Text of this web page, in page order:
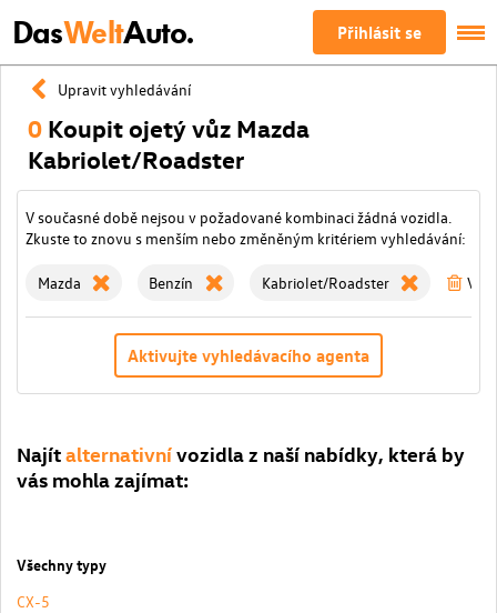
DasWeltAuto. Přihlásit se
Upravit vyhledávání
0 Koupit ojetý vůz Mazda
Kabriolet/Roadster
V současné době nejsou v požadované kombinaci žádná vozidla.
Zkuste to znovu s menším nebo změněným kritériem vyhledávání:
Mazda Benzín Kabriolet/Roadster
Aktivujte vyhledávacího agenta
Najítalternativnívozidla z naší nabídky, která by
vás mohla zajímat:
Všechny typy
CX-5